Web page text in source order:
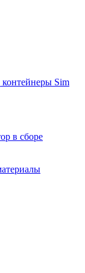
Sim
в сборе